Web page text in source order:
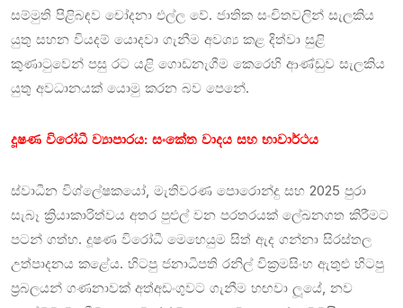
සම්මුති පිළිබඳව චෝදනා එල්ල වේ. ජාතික සංචිතවලින් සැලකිය
යුතු සහන වියදම් යොදවා ගැනීම අවශ්‍ය කළ දිත්වා සුළි
කුණාටුවෙන් පසු රට යළි ගොඩනැගීම කෙරෙහි ආණ්ඩුව සැලකිය
යුතු අවධානයක් යොමු කරන බව පෙනේ.
දූෂණ විරෝධී ව්‍යාපාරය: සංකේත වාදය සහ භාවාර්ථය
ස්වාධීන විශ්ලේෂකයෝ, මැතිවරණ පොරොන්දු සහ 2025 පුරා
සැබෑ ක්‍රියාකාරිත්වය අතර පුළුල් වන පරතරයක් ලේඛනගත කිරීමට
පටන් ගත්හ. දූෂණ විරෝධී මෙහෙයුම සිත් ඇද ගන්නා සිරස්තල
උත්පාදනය කළේය. හිටපු ජනාධිපති රනිල් වික්‍රමසිංහ ඇතුළු හිටපු
ප්‍රබලයන් ගණනාවක් අත්අඩංගුවට ගැනීම හඟවා ලූයේ, නව